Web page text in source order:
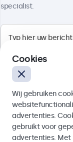
Nederlands
specialist.
Cookies
Wij gebruiken
advertenties.
gebruikt voor
advertenties. Met